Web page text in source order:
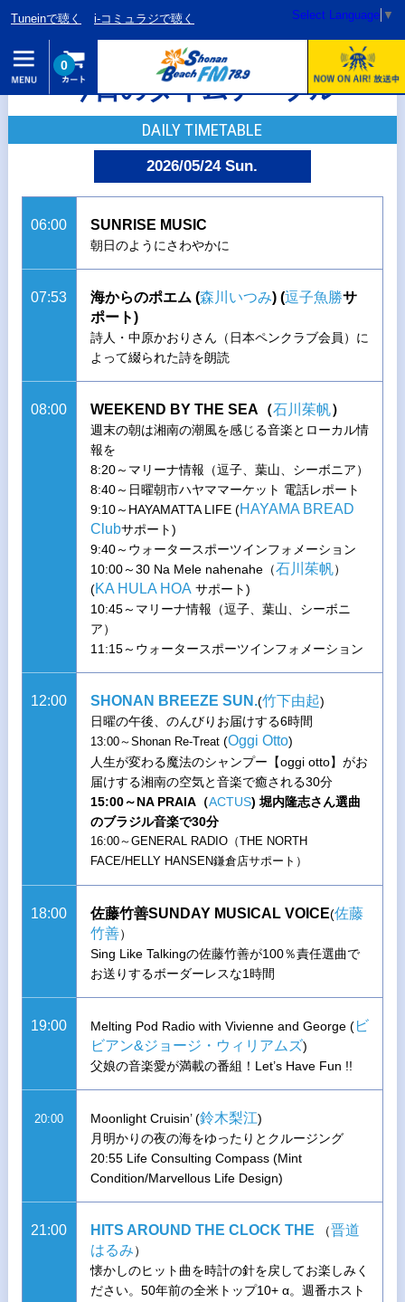
Tuneinで聴く i-コミュラジで聴く Select Language ▼
0
今日のタイムテーブル
DAILY TIMETABLE
2026/05/24 Sun.
06:00 SUNRISE MUSIC
朝日のようにさわやかに
07:53 海からのポエム (森川いつみ) (逗子魚勝サ
ポート)
詩人・中原かおりさん（日本ペンクラブ会員）に
よって綴られた詩を朗読
08:00 WEEKEND BY THE SEA（石川茱帆）
週末の朝は湘南の潮風を感じる音楽とローカル情
報を
8:20～マリーナ情報（逗子、葉山、シーボニア）
8:40～日曜朝市ハヤママーケット 電話レポート
9:10～HAYAMATTA LIFE (HAYAMA BREAD
Clubサポート)
9:40～ウォータースポーツインフォメーション
10:00～30 Na Mele nahenahe（石川茱帆）
(KA HULA HOA サポート)
10:45～マリーナ情報（逗子、葉山、シーボニ
ア）
11:15～ウォータースポーツインフォメーション
12:00 SHONAN BREEZE SUN.(竹下由起)
日曜の午後、のんびりお届けする6時間
13:00～Shonan Re-Treat(Oggi Otto)
人生が変わる魔法のシャンプー【oggi otto】がお
届けする湘南の空気と音楽で癒される30分
15:00～NA PRAIA（ACTUS) 堀内隆志さん選曲
のブラジル音楽で30分
16:00～GENERAL RADIO（THE NORTH
FACE/HELLY HANSEN鎌倉店サポート）
18:00 佐藤竹善SUNDAY MUSICAL VOICE(佐藤
竹善）
Sing Like Talkingの佐藤竹善が100％責任選曲で
お送りするボーダーレスな1時間
19:00 Melting Pod Radio with Vivienne and George (ビ
ビアン&ジョージ・ウィリアムズ)
父娘の音楽愛が満載の番組！Let’s Have Fun !!
20:00 Moonlight Cruisin’ (鈴木梨江)
月明かりの夜の海をゆったりとクルージング
20:55 Life Consulting Compass (Mint
Condition/Marvellous Life Design)
21:00 HITS AROUND THE CLOCK THE （晋道
はるみ）
懐かしのヒット曲を時計の針を戻してお楽しみく
ださい。50年前の全米トップ10+ α。週番ホスト